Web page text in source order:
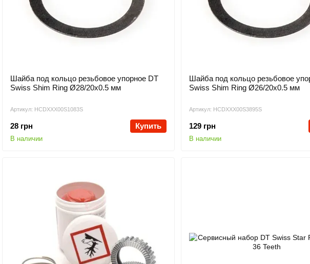
Артикул: HCDXXX00S1083S
Шайба под кольцо резьбовое упорное DT
Swiss Shim Ring Ø28/20х0.5 мм
28 грн Купить
В наличии
Артикул: HCDXXX00S3895S
Шайба под кольцо резьбовое
Swiss Shim Ring Ø26/20х0.5 мм
129 грн
В наличии